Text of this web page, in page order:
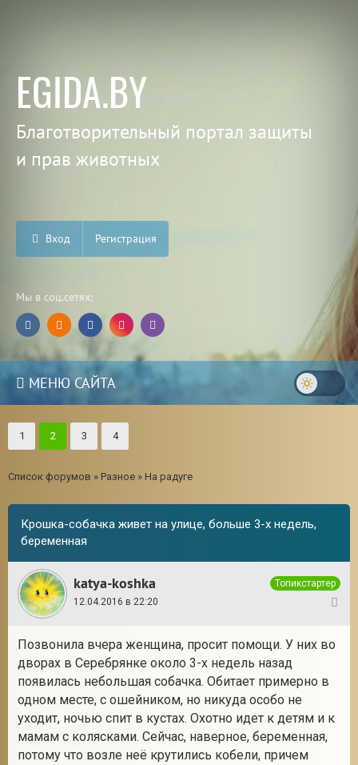
EGIDA.BY
Благотворительный портал защиты
и прав животных
Вход Регистрация
Мы в соц.сетях:
МЕНЮ САЙТА
1 2 3 4
Список форумов » Разное » На радуге
Крошка-собачка живет на улице, больше 3-х недель,
беременная
katya-koshka
Топикстартер
12.04.2016 в 22:20
Позвонила вчера женщина, просит помощи. У них во
дворах в Серебрянке около 3-х недель назад
появилась небольшая собачка. Обитает примерно в
одном месте, с ошейником, но никуда особо не
уходит, ночью спит в кустах. Охотно идет к детям и к
мамам с колясками. Сейчас, наверное, беременная,
потому что возле неё крутились кобели, причем